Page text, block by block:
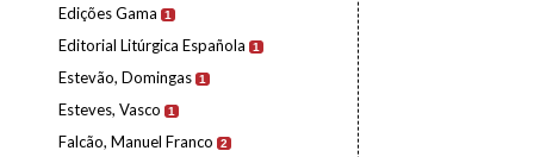
Edições Gama 1
Editorial Litúrgica Española 1
Estevão, Domingas 1
Esteves, Vasco 1
Falcão, Manuel Franco 2